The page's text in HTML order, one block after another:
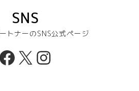
SNS
トナーのSNS公式ページ
Facebook
X Instagram